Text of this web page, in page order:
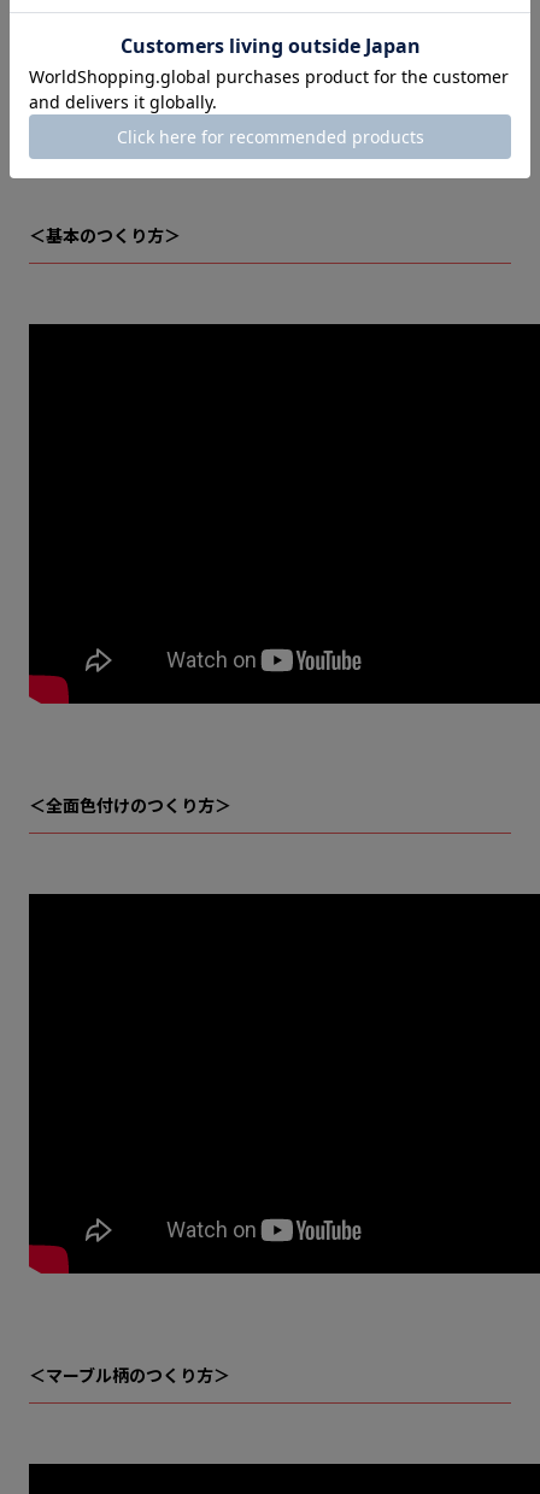
なお、珪藻土コースター手づくりキットのつくり方の手順は
動画でも確認できます。基本のつくり方のほか、全面色付け
やマーブル柄のつくり方も公開しているので、ぜひそちらも
合わせてご参考にしてくださいね。
＜基本のつくり方＞
＜全面色付けのつくり方＞
＜マーブル柄のつくり方＞